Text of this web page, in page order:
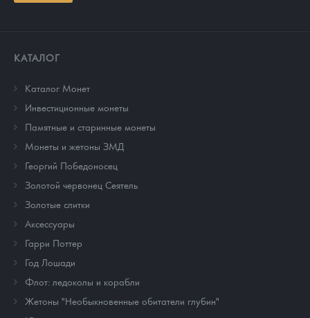
КАТАЛОГ
Каталог Монет
Инвестиционные монеты
Памятные и старинные монеты
Монеты и жетоны ЗМД
Георгий Победоносец
Золотой червонец Сеятель
Золотые слитки
Аксессуары
Гарри Поттер
Год Лошади
Флот: ледоколы и корабли
Жетоны "Необыкновенные обитатели глубин"